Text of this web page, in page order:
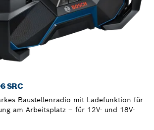
SRC
Baustellenradio mit Ladefunktion für
am Arbeitsplatz – für 12V- und 18V-